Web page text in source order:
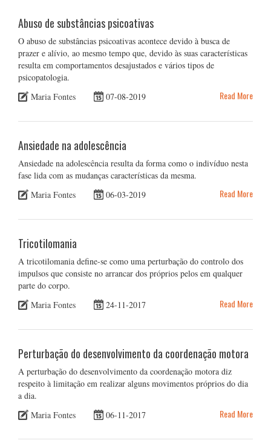
Abuso de substâncias psicoativas
O abuso de substâncias psicoativas acontece devido à busca de
prazer e alívio, ao mesmo tempo que, devido às suas características
resulta em comportamentos desajustados e vários tipos de
psicopatologia.
Maria Fontes
07-08-2019 Read More
Ansiedade na adolescência
Ansiedade na adolescência resulta da forma como o indivíduo nesta
fase lida com as mudanças características da mesma.
Maria Fontes
06-03-2019 Read More
Tricotilomania
A tricotilomania define-se como uma perturbação do controlo dos
impulsos que consiste no arrancar dos próprios pelos em qualquer
parte do corpo.
Maria Fontes
24-11-2017 Read More
Perturbação do desenvolvimento da coordenação motora
A perturbação do desenvolvimento da coordenação motora diz
respeito à limitação em realizar alguns movimentos próprios do dia
a dia.
Maria Fontes
06-11-2017 Read More